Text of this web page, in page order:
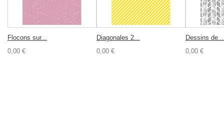
Flocons sur...
0,00 €
Diagonales 2...
0,00 €
Dessins de...
0,00 €